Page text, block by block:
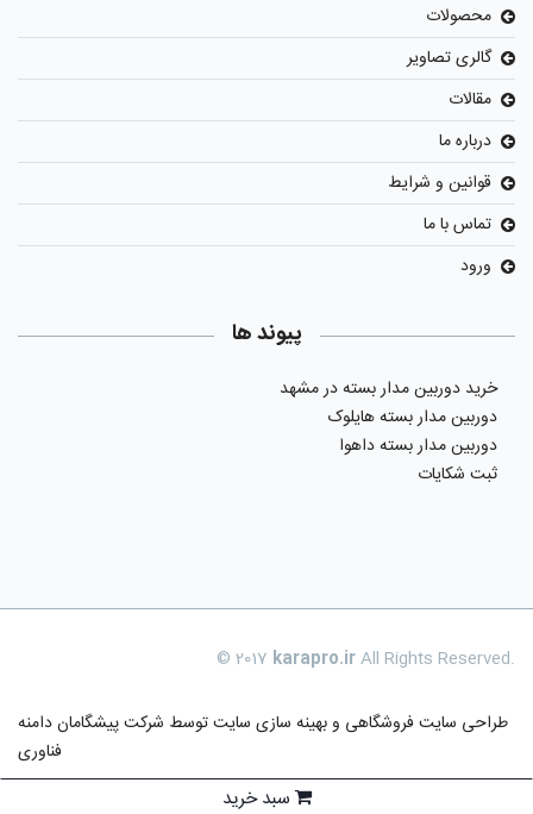
سبد خرید
محصولات
گالری تصاویر
مقالات
درباره ما
قوانین و شرایط
تماس با ما
ورود
پیوند ها
خرید دوربین مدار بسته در مشهد
دوربین مدار بسته هایلوک
دوربین مدار بسته داهوا
ثبت شکایات
© 2017 karapro.irAll Rights Reserved.
طراحی سایت فروشگاهی و بهینه سازی سایت توسط شرکت پیشگامان دامنه
فناوری